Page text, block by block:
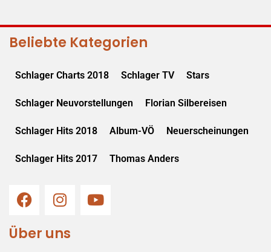
Beliebte Kategorien
Schlager Charts 2018 Schlager TV Stars
Schlager Neuvorstellungen Florian Silbereisen
Schlager Hits 2018 Album-VÖ Neuerscheinungen
Schlager Hits 2017 Thomas Anders
Über uns